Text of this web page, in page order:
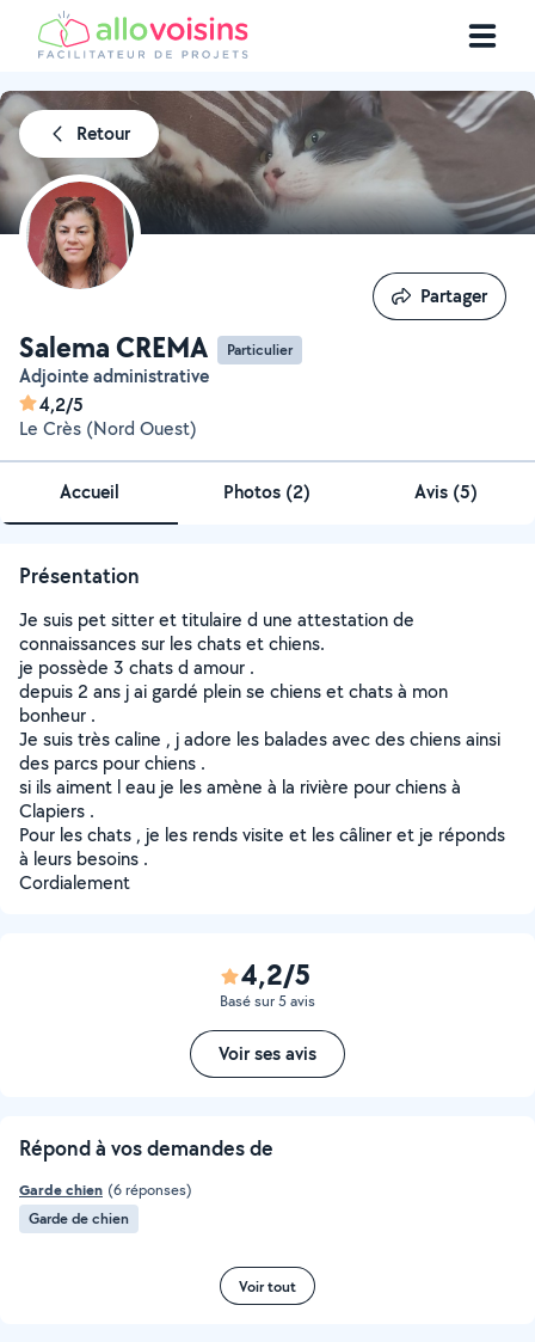
Retour
Salema CREMA Particulier
Adjointe administrative
4,2/5
Le Crès (Nord Ouest)
Partager
Partager
Accueil Photos (2) Avis (5)
Présentation
Je suis pet sitter et titulaire d une attestation de
connaissances sur les chats et chiens.
je possède 3 chats d amour .
depuis 2 ans j ai gardé plein se chiens et chats à mon
bonheur .
Je suis très caline , j adore les balades avec des chiens ainsi
des parcs pour chiens .
si ils aiment l eau je les amène à la rivière pour chiens à
Clapiers .
Pour les chats , je les rends visite et les câliner et je réponds
à leurs besoins .
Cordialement
4,2/5
Basé sur 5 avis
Voir ses avis
Répond à vos demandes de
Garde chien (6 réponses)
Garde de chien
Voir tout